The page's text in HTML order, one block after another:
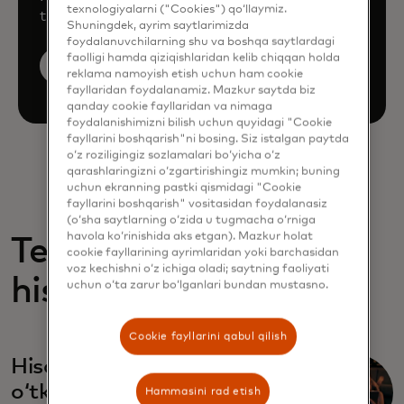
through our products and services.
Book a demo
Tegishli
hisobotlar
Hisobdan-hisobga
oʻtkazmalardagi
texnologiyalarni ("Cookies") qo‘llaymiz.
Shuningdek, ayrim saytlarimizda
foydalanuvchilarning shu va boshqa saytlardagi
faolligi hamda qiziqishlaridan kelib chiqqan holda
reklama namoyish etish uchun ham cookie
fayllaridan foydalanamiz. Mazkur saytda biz
qanday cookie fayllaridan va nimaga
foydalanishimizni bilish uchun quyidagi "Cookie
fayllarini boshqarish"ni bosing. Siz istalgan paytda
o‘z roziligingiz sozlamalari bo‘yicha o‘z
qarashlaringizni o‘zgartirishingiz mumkin; buning
uchun ekranning pastki qismidagi "Cookie
fayllarini boshqarish" vositasidan foydalanasiz
(o‘sha saytlarning o‘zida u tugmacha o‘rniga
havola ko‘rinishida aks etgan). Mazkur holat
cookie fayllarining ayrimlaridan yoki barchasidan
voz kechishni o‘z ichiga oladi; saytning faoliyati
uchun o‘ta zarur bo‘lganlari bundan mustasno.
Cookie fayllarini qabul qilish
Hammasini rad etish